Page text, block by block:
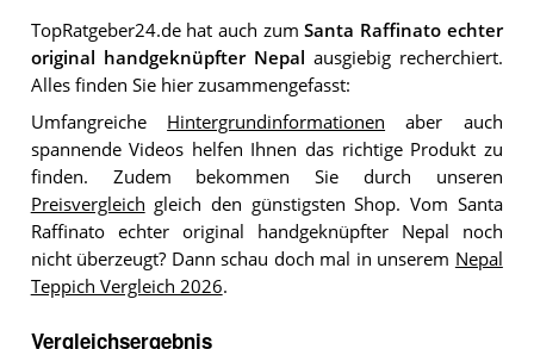
TopRatgeber24.de hat auch zumSanta Raffinato echter
original handgeknüpfter Nepal
ausgiebig recherchiert.
Alles finden Sie hier zusammengefasst:
Umfangreiche Hintergrundinformationen aber auch
spannende Videos helfen Ihnen das richtige Produkt zu
finden. Zudem bekommen Sie durch unseren
Preisvergleich gleich den günstigsten Shop. Vom Santa
Raffinato echter original handgeknüpfter Nepal noch
nicht überzeugt? Dann schau doch mal in unserem Nepal
Teppich Vergleich 2026.
Vergleichsergebnis